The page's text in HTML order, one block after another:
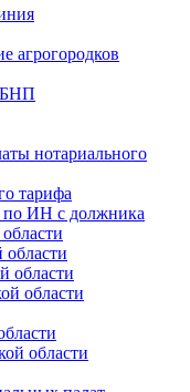
агрогородков
БНП
нотариального
тарифа
по ИН с должника
области
области
области